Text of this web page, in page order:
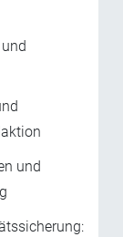
und